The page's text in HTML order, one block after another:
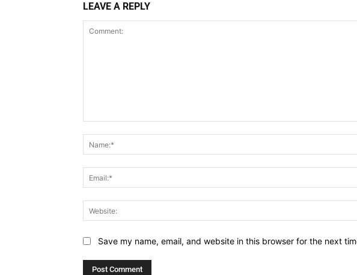
LEAVE A REPLY
Save my name, email, and website in this browser for the next